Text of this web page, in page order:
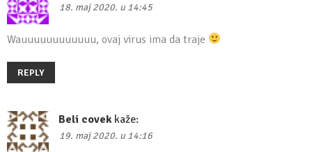
18. maj 2020. u 14:45
Wauuuuuuuuuuuu, ovaj virus ima da traje
REPLY
Beli covek kaže:
19. maj 2020. u 14:16